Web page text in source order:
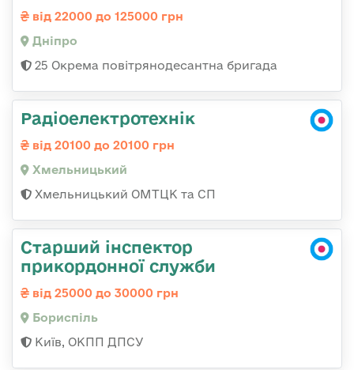
від 22000 до 125000 грн
Дніпро
25 Окрема повітрянодесантна бригада
Радіоелектротехнік
від 20100 до 20100 грн
Хмельницький
Хмельницький ОМТЦК та СП
Старший інспектор
прикордонної служби
від 25000 до 30000 грн
Бориспіль
Київ, ОКПП ДПСУ